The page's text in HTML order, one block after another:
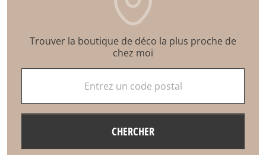
Trouver la boutique de déco la plus proche de
chez moi
CHERCHER